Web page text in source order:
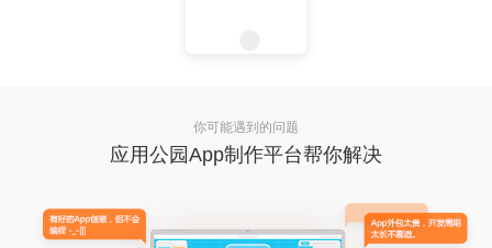
你可能遇到的问题
应用公园App制作平台帮你解决